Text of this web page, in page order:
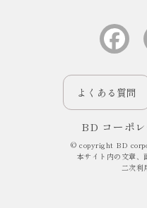
よくある質問
BD コーポ
© copyright BD
本サイト内の文章、
二次利